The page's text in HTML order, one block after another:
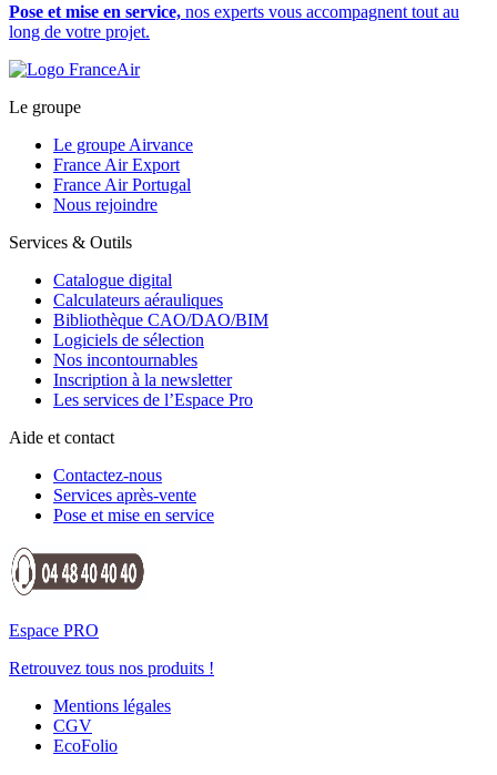
Pose et mise en service, nos experts vous accompagnent tout au
long de votre projet.
Le groupe
Le groupe Airvance
France Air Export
France Air Portugal
Nous rejoindre
Services & Outils
Catalogue digital
Calculateurs aérauliques
Bibliothèque CAO/DAO/BIM
Logiciels de sélection
Nos incontournables
Inscription à la newsletter
Les services de l’Espace Pro
Aide et contact
Contactez-nous
Services après-vente
Pose et mise en service
Espace PRO
Retrouvez tous nos produits !
Mentions légales
CGV
EcoFolio